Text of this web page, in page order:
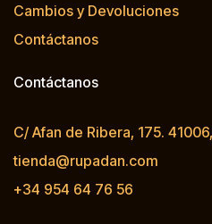
Cambios y Devoluciones
Contáctanos
Contáctanos
C/ Afan de Ribera, 175.
tienda@rupadan.com
+34 954 64 76 56